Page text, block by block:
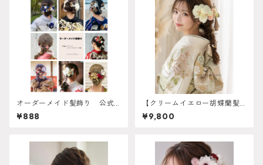
オーダーメイド髪飾り 公式LI
NEより受付中 振袖 成人
式 卒業式 袴 ヘアアレン
¥888
【クリームイエロー胡蝶蘭髪
飾り 胡蝶蘭髪飾り 】ホワイト
ゴールド 成人式 卒業式 振袖
婚式 オーダーメイド対応 O-
¥9,800